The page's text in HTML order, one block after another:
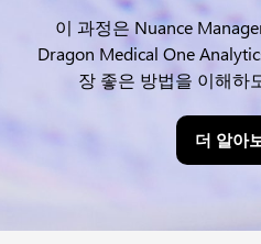
이 과정은 Nuance
Dragon Medical One
장 좋은 방법을 이해하
더 알아